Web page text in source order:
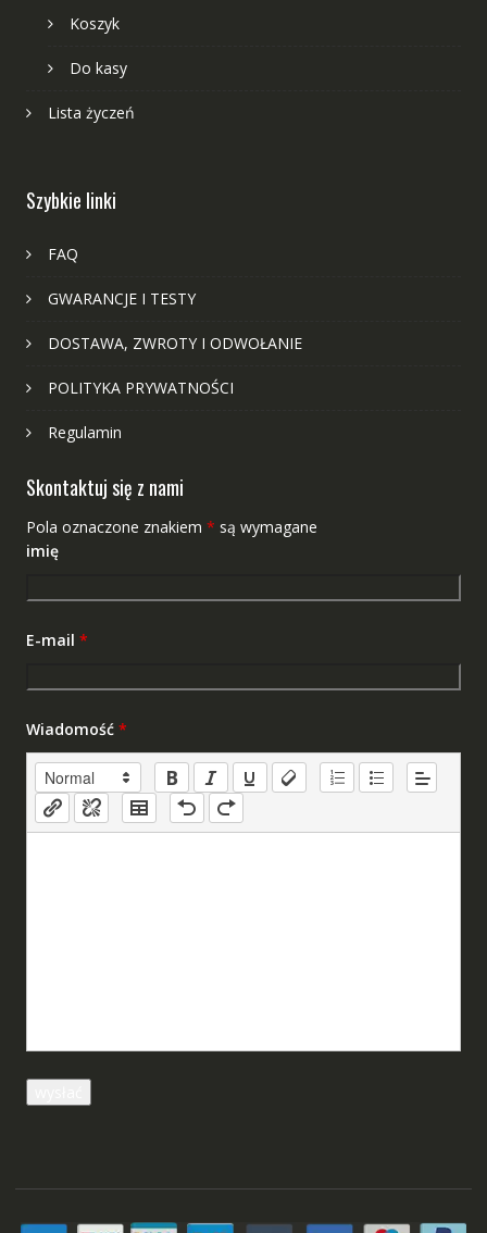
Koszyk
Do kasy
Lista życzeń
Szybkie linki
FAQ
GWARANCJE I TESTY
DOSTAWA, ZWROTY I ODWOŁANIE
POLITYKA PRYWATNOŚCI
Regulamin
Skontaktuj się z nami
Pola oznaczone znakiem * są wymagane
imię
E-mail *
Wiadomość *